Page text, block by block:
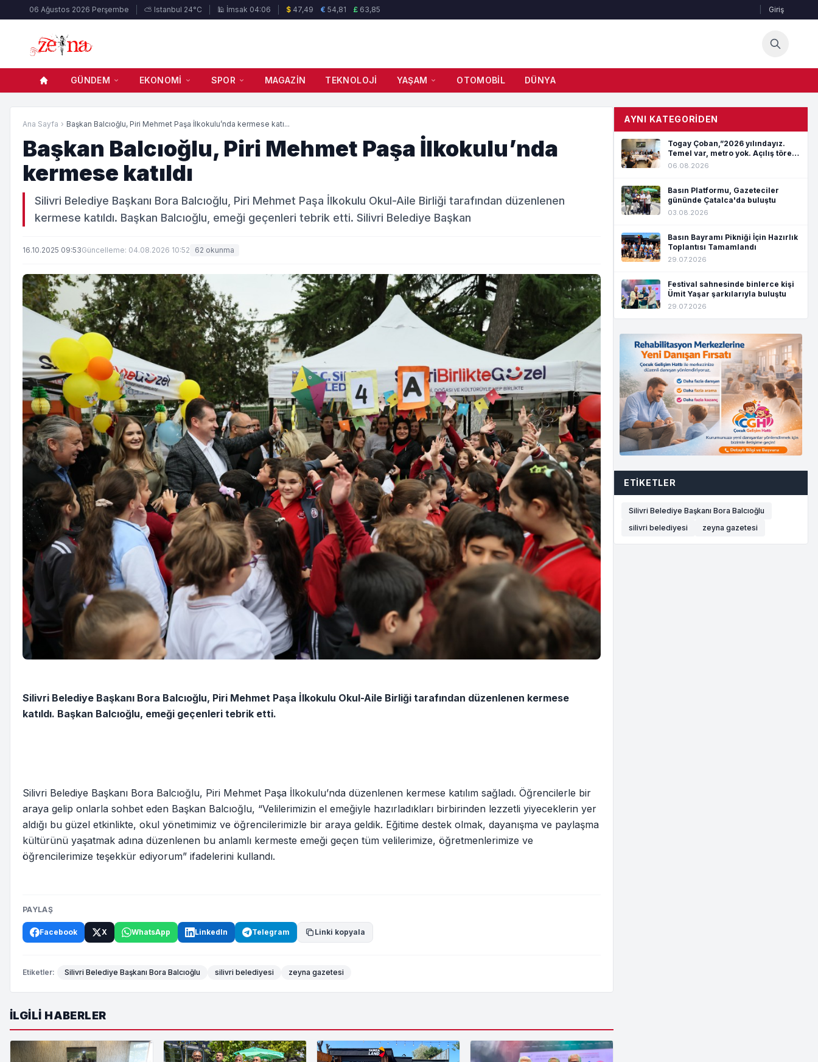
06 Ağustos 2026 Perşembe ⛅ Istanbul 24°C 🕌 İmsak 04:06 $ 47,49 € 54,81 £ 63,85 Giriş
GÜNDEM EKONOMI SPOR MAGAZIN TEKNOLOJI YAŞAM OTOMOBIL DÜNYA
Ana Sayfa › Başkan Balcıoğlu, Piri Mehmet Paşa İlkokulu’nda kermese katı...
Başkan Balcıoğlu, Piri Mehmet Paşa İlkokulu’nda
kermese katıldı
Silivri Belediye Başkanı Bora Balcıoğlu, Piri Mehmet Paşa İlkokulu Okul-Aile Birliği tarafından düzenlenen
kermese katıldı. Başkan Balcıoğlu, emeği geçenleri tebrik etti. Silivri Belediye Başkan
16.10.2025 09:53Güncelleme: 04.08.2026 10:52 62 okunma
Silivri Belediye Başkanı Bora Balcıoğlu, Piri Mehmet Paşa İlkokulu Okul-Aile Birliği tarafından düzenlenen kermese
katıldı. Başkan Balcıoğlu, emeği geçenleri tebrik etti.
Silivri Belediye Başkanı Bora Balcıoğlu, Piri Mehmet Paşa İlkokulu’nda düzenlenen kermese katılım sağladı. Öğrencilerle bir
araya gelip onlarla sohbet eden Başkan Balcıoğlu, “Velilerimizin el emeğiyle hazırladıkları birbirinden lezzetli yiyeceklerin yer
aldığı bu güzel etkinlikte, okul yönetimimiz ve öğrencilerimizle bir araya geldik. Eğitime destek olmak, dayanışma ve paylaşma
kültürünü yaşatmak adına düzenlenen bu anlamlı kermeste emeği geçen tüm velilerimize, öğretmenlerimize ve
öğrencilerimize teşekkür ediyorum” ifadelerini kullandı.
PAYLAŞ
Facebook X WhatsApp LinkedIn Telegram Linki kopyala
Etiketler: Silivri Belediye Başkanı Bora Balcıoğlu silivri belediyesi zeyna gazetesi
İLGILI HABERLER
AYNI KATEGORIDEN
Togay Çoban,”2026 yılındayız.
Temel var, metro yok. Açılış töreni
var, hizmet yok”
06.08.2026
Basın Platformu, Gazeteciler
gününde Çatalca'da buluştu
03.08.2026
Basın Bayramı Pikniği İçin Hazırlık
Toplantısı Tamamlandı
29.07.2026
Festival sahnesinde binlerce kişi
Ümit Yaşar şarkılarıyla buluştu
29.07.2026
ETIKETLER
Silivri Belediye Başkanı Bora Balcıoğlu
silivri belediyesi
zeyna gazetesi